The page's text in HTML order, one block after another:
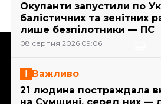
Окупанти запустили по
балістичних та зенітних
лише безпілотники — ПС
08 серпня 2026 09:06
Важливо
21 людина постраждала
Підтримай
Ми працюємо